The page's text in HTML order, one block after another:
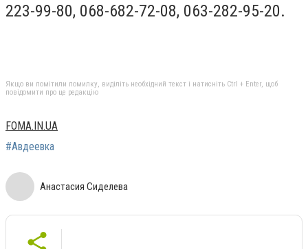
223-99-80, 068-682-72-08, 063-282-95-20.
Якщо ви помітили помилку, виділіть необхідний текст і натисніть Ctrl + Enter, щоб
повідомити про це редакцію
FOMA.IN.UА
#Авдеевка
Анастасия Сиделева